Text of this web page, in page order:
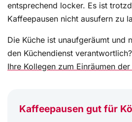
entsprechend locker. Es ist
Kaffeepausen nicht ausufern zu
Die Küche ist unaufgeräumt und
den Küchendienst verantwortlich?
Ihre Kollegen zum Einräumen
Kaffeepausen gut für